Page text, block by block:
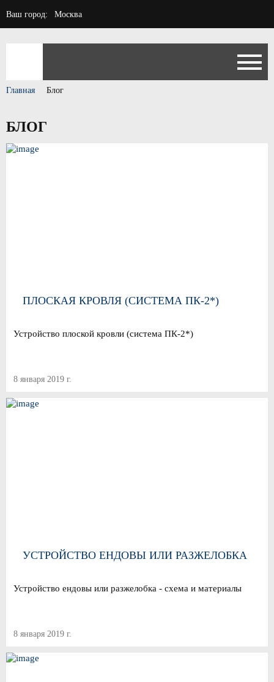
Ваш город: Москва
Главная Блог
БЛОГ
ПЛОСКАЯ КРОВЛЯ (СИСТЕМА ПК-2*)
Устройство плоской кровли (система ПК-2*)
8 января 2019 г.
УСТРОЙСТВО ЕНДОВЫ ИЛИ РАЗЖЕЛОБКА
Устройство ендовы или разжелобка - схема и материалы
8 января 2019 г.